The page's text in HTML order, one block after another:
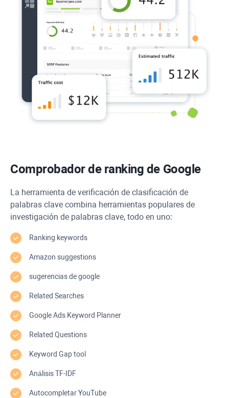
Comprobador de ranking de Google
La herramienta de verificación de clasificación de
palabras clave combina herramientas populares de
investigación de palabras clave, todo en uno:
Ranking keywords
Amazon suggestions
sugerencias de google
Related Searches
Google Ads Keyword Planner
Related Questions
Keyword Gaptool
AnálisisTF-IDF
AutocompletarYouTube